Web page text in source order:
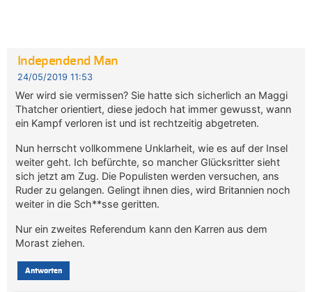
Independend Man
24/05/2019 11:53
Wer wird sie vermissen? Sie hatte sich sicherlich an Maggi
Thatcher orientiert, diese jedoch hat immer gewusst, wann
ein Kampf verloren ist und ist rechtzeitig abgetreten.
Nun herrscht vollkommene Unklarheit, wie es auf der Insel
weiter geht. Ich befürchte, so mancher Glücksritter sieht
sich jetzt am Zug. Die Populisten werden versuchen, ans
Ruder zu gelangen. Gelingt ihnen dies, wird Britannien noch
weiter in die Sch**sse geritten.
Nur ein zweites Referendum kann den Karren aus dem
Morast ziehen.
Antworten